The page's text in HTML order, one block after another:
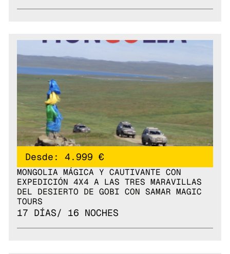
Desde: 4.999 €
MONGOLIA MÁGICA Y CAUTIVANTE CON
EXPEDICIÓN 4X4 A LAS TRES MARAVILLAS
DEL DESIERTO DE GOBI CON SAMAR MAGIC
TOURS
17 DÍAS/ 16 NOCHES